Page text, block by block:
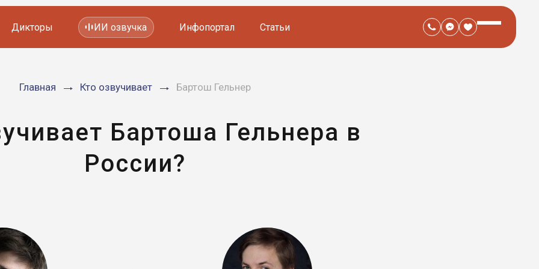
Мультфильмов
Дикторы ИИ озвучка Инфопортал Статьи
Главная Кто озвучивает Бартош Гельнер
Бартоша Гельнера в
России?